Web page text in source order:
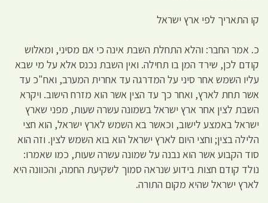
קו התאריך לפי ארץ ישראל
כ. אמר החבר: והלא התחלת השבת אינה כי אם מסיני, ומאלוש
קודם לכן, שירד המן בו תחילה. ואין השבת נכנס אלא על מי שבא
עליו השמש אחר סיני על המדרגה עד אחרית המערב, ואח"כ עד
אשר תחת לארץ, ואחר כך עד הצין אשר הוא מזרח הישוב. ויקרא
השבת לצין אחר ארץ ישראל בשמונה עשרה שעות, מפני שארץ
ישראל באמצע לישוב, וכאשר בא השמש לארץ ישראל, הוא חצי
הלילה בצין; וחצי היום לארץ ישראל הוא בוא השמש לצין. וזה הוא
סוד הקבוע אשר הוא נבנה על שמונה עשרה שעות, כמו שאמרו:
נולד קודם חצות בידוע שנראה סמוך לשקיעת החמה, והכוונה היא
לארץ ישראל שהיא מקום התורה.